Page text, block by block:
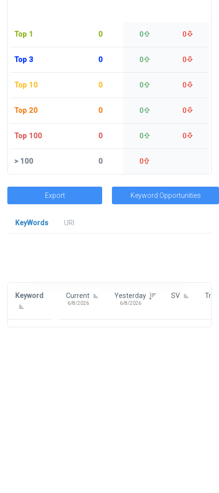
Top 1 0 0 0
Top 3 0 0 0
Top 10 0 0 0
Top 20 0 0 0
Top 100 0 0 0
>100 0 0
Export Keyword Opportunities
KeyWords
URl
Keyword Current
6/8/2026
Yesterday
6/8/2026
SV